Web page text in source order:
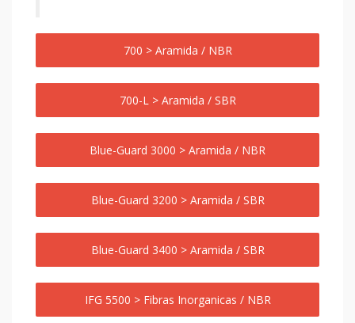
700 > Aramida / NBR
700-L > Aramida / SBR
Blue-Guard 3000 > Aramida / NBR
Blue-Guard 3200 > Aramida / SBR
Blue-Guard 3400 > Aramida / SBR
IFG 5500 > Fibras Inorganicas / NBR